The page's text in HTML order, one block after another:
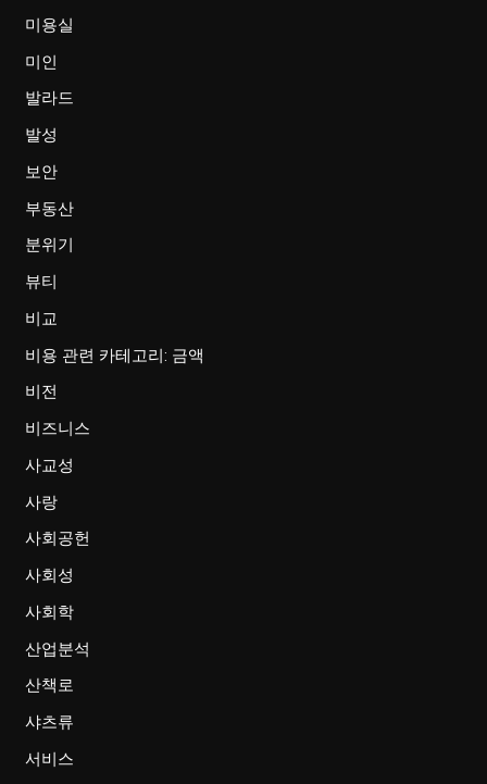
미용실
미인
발라드
발성
보안
부동산
분위기
뷰티
비교
비용 관련 카테고리: 금액
비전
비즈니스
사교성
사랑
사회공헌
사회성
사회학
산업분석
산책로
샤츠류
서비스